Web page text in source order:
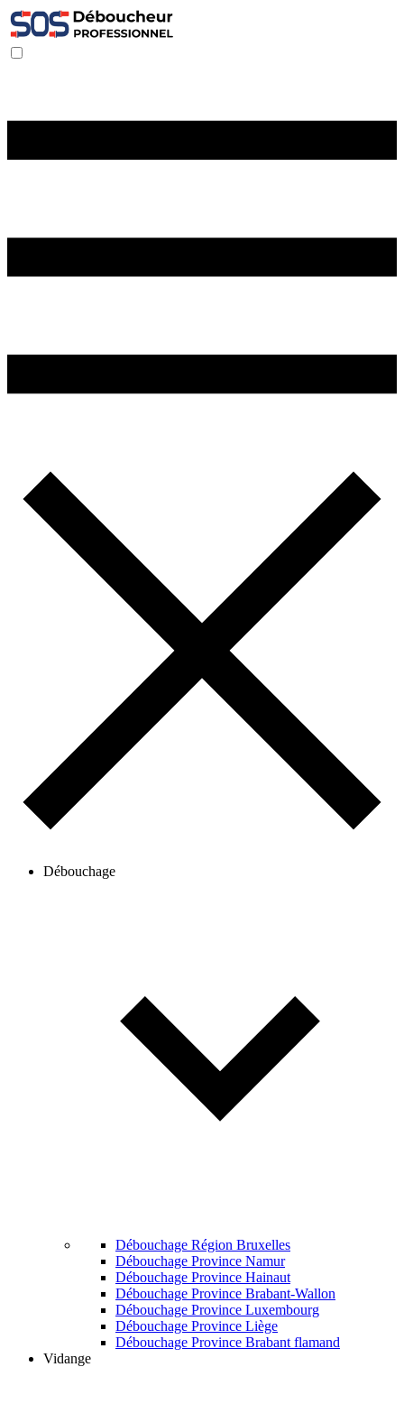
Débouchage
Débouchage Région Bruxelles
Débouchage Province Namur
Débouchage Province Hainaut
Débouchage Province Brabant-Wallon
Débouchage Province Luxembourg
Débouchage Province Liège
Débouchage Province Brabant flamand
Vidange